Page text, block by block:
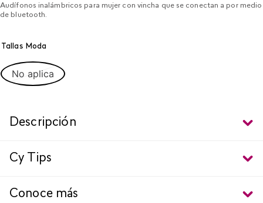
Audífonos inalámbricos para mujer con vincha que se conectan a por medio
de bluetooth.
Tallas Moda
No aplica
Descripción
Cy Tips
Conoce más